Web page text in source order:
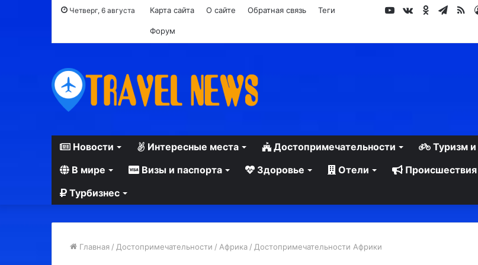
Четверг, 6 августа Карта сайта О сайте Обратная связь Теги
Форум
vk.com
YouTube
Новости Интересные места Достопримечательности Туризм
В мире
Визы и паспорта Здоровье Отели Происшествия
Турбизнес
Главная / Достопримечательности / Африка / Достопримечательности Африки